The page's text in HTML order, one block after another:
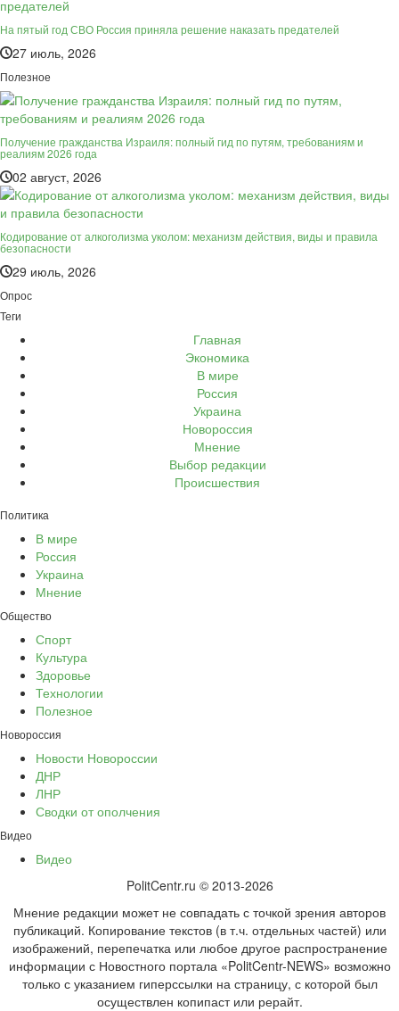
На пятый год СВО Россия приняла решение наказать предателей
27 июль, 2026
Полезное
Получение гражданства Израиля: полный гид по путям, требованиям и
реалиям 2026 года
02 август, 2026
Кодирование от алкоголизма уколом: механизм действия, виды и правила
безопасности
29 июль, 2026
Опрос
Теги
Главная
Экономика
В мире
Россия
Украина
Новороссия
Мнение
Выбор редакции
Происшествия
Политика
В мире
Россия
Украина
Мнение
Общество
Спорт
Культура
Здоровье
Технологии
Полезное
Новороссия
Новости Новороссии
ДНР
ЛНР
Сводки от ополчения
Видео
Видео
PolitCentr.ru © 2013-2026
Мнение редакции может не совпадать с точкой зрения авторов
публикаций. Копирование текстов (в т.ч. отдельных частей) или
изображений, перепечатка или любое другое распространение
информации с Новостного портала «PolitCentr-NEWS» возможно
только с указанием гиперссылки на страницу, с которой был
осуществлен копипаст или рерайт.